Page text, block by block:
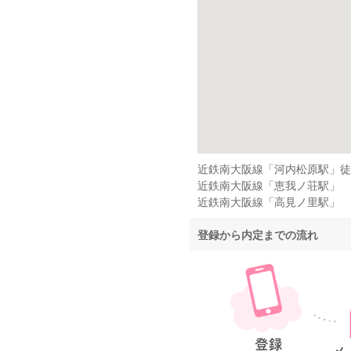
近鉄南大阪線「河内松原駅」
近鉄南大阪線「恵我ノ荘駅」
近鉄南大阪線「高見ノ里駅」
登録から内定までの流れ